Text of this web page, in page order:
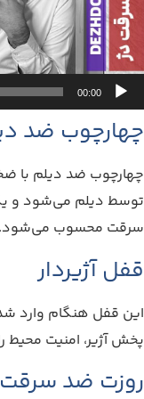
00:00
چهارچوب ضد
چهارچوب ضد دیلم با
توسط دیلم می‌شود و
سرقت محسوب می‌شود.
قفل آژیردار
این قفل هنگام وارد
پخش آژیر، امنیت محیط
روزت ضد